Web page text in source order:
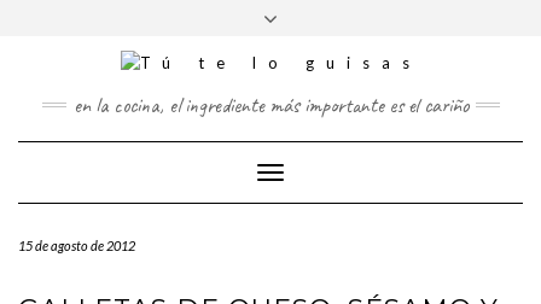
US
FACEBOOK
TWITTER
INSTAGRAM
cabecera
en la cocina, el ingrediente más importante es el cariño
Cambiar
modo
15 de agosto de 2012